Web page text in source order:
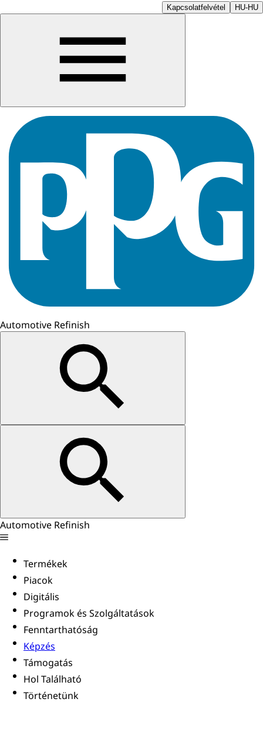
Kapcsolatfelvétel HU-HU
Automotive Refinish
Automotive Refinish
Termékek
Piacok
Digitális
Programok és Szolgáltatások
Fenntarthatóság
Képzés
Támogatás
Hol Található
Történetünk